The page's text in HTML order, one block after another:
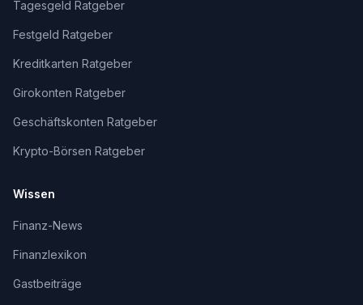
Tagesgeld Ratgeber
Festgeld Ratgeber
Kreditkarten Ratgeber
Girokonten Ratgeber
Geschäftskonten Ratgeber
Krypto-Börsen Ratgeber
Wissen
Finanz-News
Finanzlexikon
Gastbeiträge